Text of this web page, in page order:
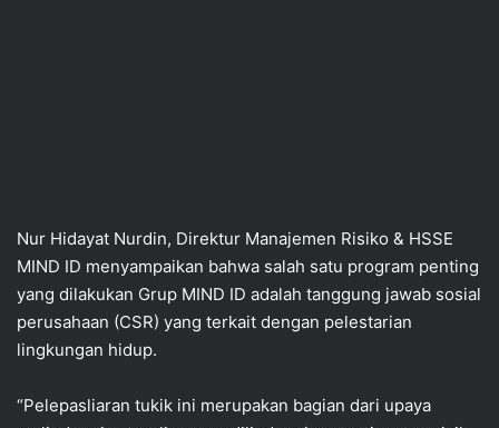
Nur Hidayat Nurdin, Direktur Manajemen Risiko & HSSE
MIND ID menyampaikan bahwa salah satu program penting
yang dilakukan Grup MIND ID adalah tanggung jawab sosial
perusahaan (CSR) yang terkait dengan pelestarian
lingkungan hidup.
“Pelepasliaran tukik ini merupakan bagian dari upaya